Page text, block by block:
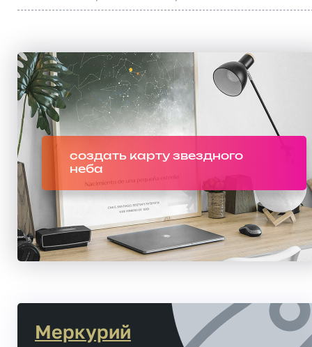
создать карту звездного
неба
Меркурий